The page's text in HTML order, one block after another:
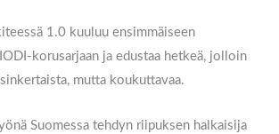
1.0 kuuluu ensimmäiseen
korusarjaan ja edustaa hetkeä, jolloin
mutta koukuttavaa.
Suomessa tehdyn riipuksen halkaisija